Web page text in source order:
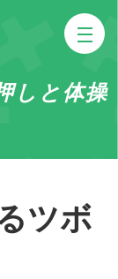
しと体操
ツボ